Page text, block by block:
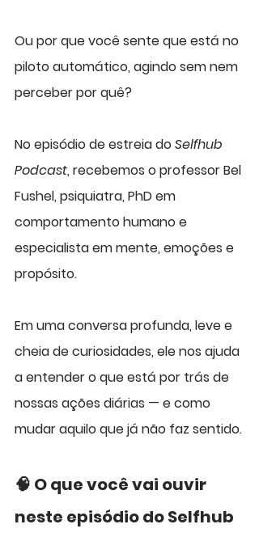
Ou por que você sente que está no
piloto automático, agindo sem nem
perceber por quê?
No episódio de estreia do Selfhub
Podcast, recebemos o professor Bel
Fushel, psiquiatra, PhD em
comportamento humano e
especialista em mente, emoções e
propósito.
Em uma conversa profunda, leve e
cheia de curiosidades, ele nos ajuda
a entender o que está por trás de
nossas ações diárias — e como
mudar aquilo que já não faz sentido.
🧠 O que você vai ouvir
neste episódio do Selfhub